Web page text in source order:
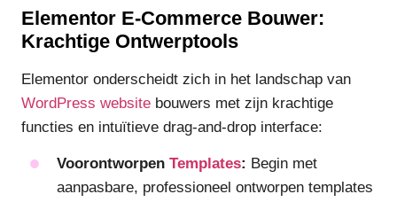
Elementor E-Commerce Bouwer:
Krachtige Ontwerptools
Elementor onderscheidt zich in het landschap van
WordPress website bouwers met zijn krachtige
functies en intuïtieve drag-and-drop interface:
Voorontworpen Templates: Begin met
aanpasbare, professioneel ontworpen templates